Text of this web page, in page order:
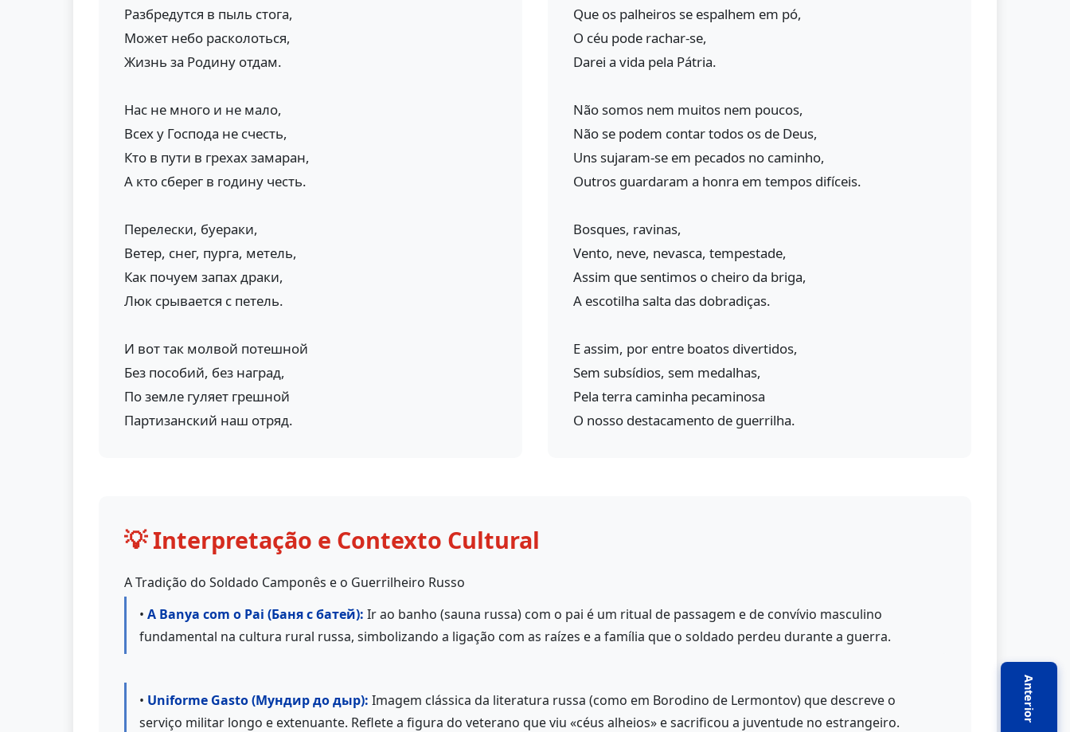
Anterior
Разбредутся в пыль стога,
Может небо расколоться,
Жизнь за Родину отдам.
Нас не много и не мало,
Всех у Господа не счесть,
Кто в пути в грехах замаран,
А кто сберег в годину честь.
Перелески, буераки,
Ветер, снег, пурга, метель,
Как почуем запах драки,
Люк срывается с петель.
И вот так молвой потешной
Без пособий, без наград,
По земле гуляет грешной
Партизанский наш отряд.
Que os palheiros se espalhem em pó,
O céu pode rachar-se,
Darei a vida pela Pátria.
Não somos nem muitos nem poucos,
Não se podem contar todos os de Deus,
Uns sujaram-se em pecados no caminho,
Outros guardaram a honra em tempos difíceis.
Bosques, ravinas,
Vento, neve, nevasca, tempestade,
Assim que sentimos o cheiro da briga,
A escotilha salta das dobradiças.
E assim, por entre boatos divertidos,
Sem subsídios, sem medalhas,
Pela terra caminha pecaminosa
O nosso destacamento de guerrilha.
💡 Interpretação e Contexto Cultural
A Tradição do Soldado Camponês e o Guerrilheiro Russo
• A Banya com o Pai (Баня с батей): Ir ao banho (sauna russa) com o pai é um ritual de passagem e de convívio masculino
fundamental na cultura rural russa, simbolizando a ligação com as raízes e a família que o soldado perdeu durante a guerra.
• Uniforme Gasto (Мундир до дыр): Imagem clássica da literatura russa (como em Borodino de Lermontov) que descreve o
serviço militar longo e extenuante. Reflete a figura do veterano que viu «céus alheios» e sacrificou a juventude no estrangeiro.